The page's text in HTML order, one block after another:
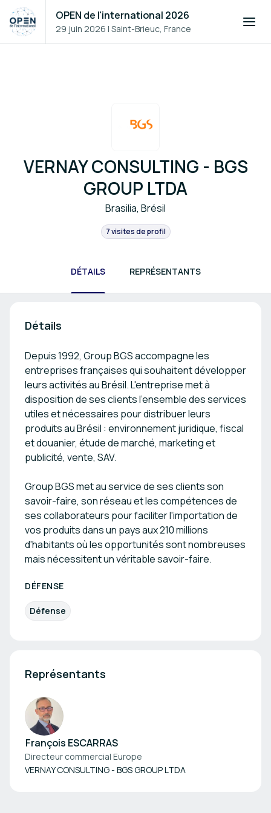
OPEN de l'international 2026
29 juin 2026 |Saint-Brieuc, France
VERNAY CONSULTING - BGS
GROUP LTDA
Brasilia, Brésil
7 visites de profil
DÉTAILS REPRÉSENTANTS
Détails
Depuis 1992, Group BGS accompagne les
entreprises françaises qui souhaitent développer
leurs activités au Brésil. L'entreprise met à
disposition de ses clients l'ensemble des services
utiles et nécessaires pour distribuer leurs
produits au Brésil : environnement juridique, fiscal
et douanier, étude de marché, marketing et
publicité, vente, SAV.
Group BGS met au service de ses clients son
savoir-faire, son réseau et les compétences de
ses collaborateurs pour faciliter l'importation de
vos produits dans un pays aux 210 millions
d'habitants où les opportunités sont nombreuses
mais nécessitent un véritable savoir-faire.
DÉFENSE
Défense
Représentants
François ESCARRAS
Directeur commercial Europe
VERNAY CONSULTING - BGS GROUP LTDA